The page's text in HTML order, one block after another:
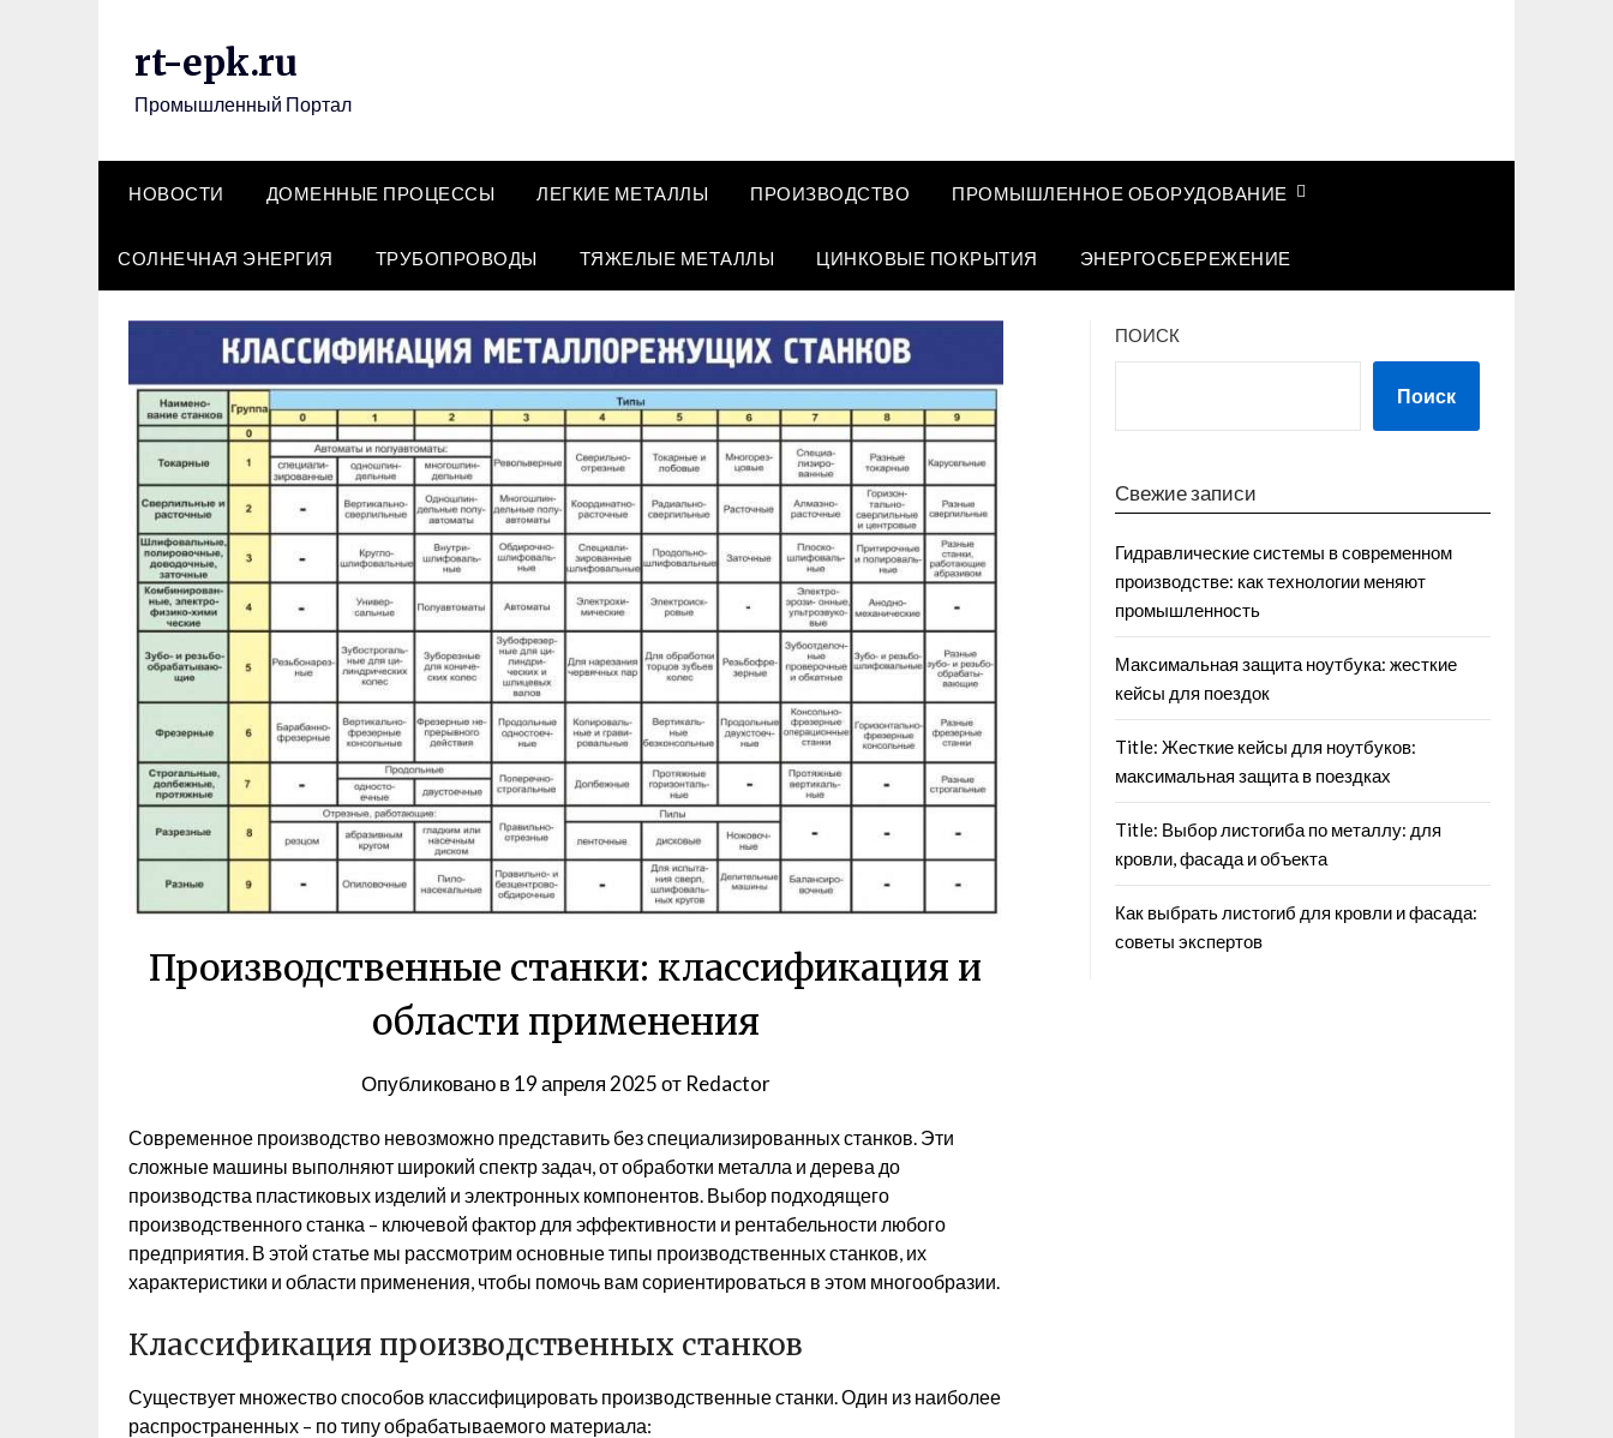
rt-epk.ru
Промышленный Портал
НОВОСТИ ДОМЕННЫЕ ПРОЦЕССЫ ЛЕГКИЕ МЕТАЛЛЫ ПРОИЗВОДСТВО ПРОМЫШЛЕННОЕ ОБОРУДОВАНИЕ
СОЛНЕЧНАЯ ЭНЕРГИЯ ТРУБОПРОВОДЫ ТЯЖЕЛЫЕ МЕТАЛЛЫ ЦИНКОВЫЕ ПОКРЫТИЯ ЭНЕРГОСБЕРЕЖЕНИЕ
Производственные станки: классификация и
области применения
Опубликовано в19 апреля 2025от Redactor
Современное производство невозможно представить без специализированных станков. Эти
сложные машины выполняют широкий спектр задач, от обработки металла и дерева до
производства пластиковых изделий и электронных компонентов. Выбор подходящего
производственного станка – ключевой фактор для эффективности и рентабельности любого
предприятия. В этой статье мы рассмотрим основные типы производственных станков, их
характеристики и области применения, чтобы помочь вам сориентироваться в этом многообразии.
Классификация производственных станков
Существует множество способов классифицировать производственные станки. Один из наиболее
распространенных – по типу обрабатываемого материала:
ПОИСК
Поиск
Свежие записи
Гидравлические системы в современном
производстве: как технологии меняют
промышленность
Максимальная защита ноутбука: жесткие
кейсы для поездок
Title: Жесткие кейсы для ноутбуков:
максимальная защита в поездках
Title: Выбор листогиба по металлу: для
кровли, фасада и объекта
Как выбрать листогиб для кровли и фасада:
советы экспертов